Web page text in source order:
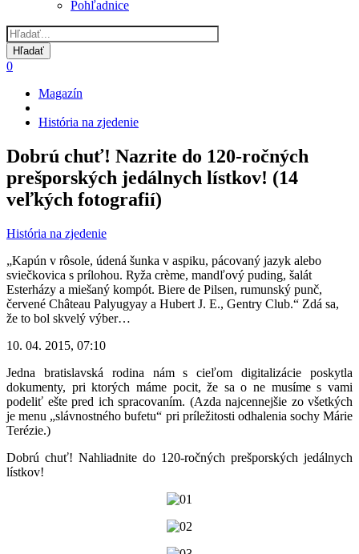
Pohľadnice
0
Omrvinka
Magazín
História na zjedenie
Dobrú chuť! Nazrite do 120-ročných
prešporských jedálnych lístkov! (14
veľkých fotografií)
História na zjedenie
„Kapún v rôsole, údená šunka v aspiku, pácovaný jazyk alebo
sviečkovica s prílohou. Ryža crème, mandľový puding, šalát
Esterházy a miešaný kompót. Biere de Pilsen, rumunský punč,
červené Château Palyugyay a Hubert J. E., Gentry Club.“ Zdá sa,
že to bol skvelý výber…
10. 04. 2015, 07:10
Jedna bratislavská rodina nám s cieľom digitalizácie poskytla
dokumenty, pri ktorých máme pocit, že sa o ne musíme s vami
podeliť ešte pred ich spracovaním. (Azda najcennejšie zo všetkých
je menu „slávnostného bufetu“ pri príležitosti odhalenia sochy Márie
Terézie.)
Dobrú chuť! Nahliadnite do 120-ročných prešporských jedálnych
lístkov!